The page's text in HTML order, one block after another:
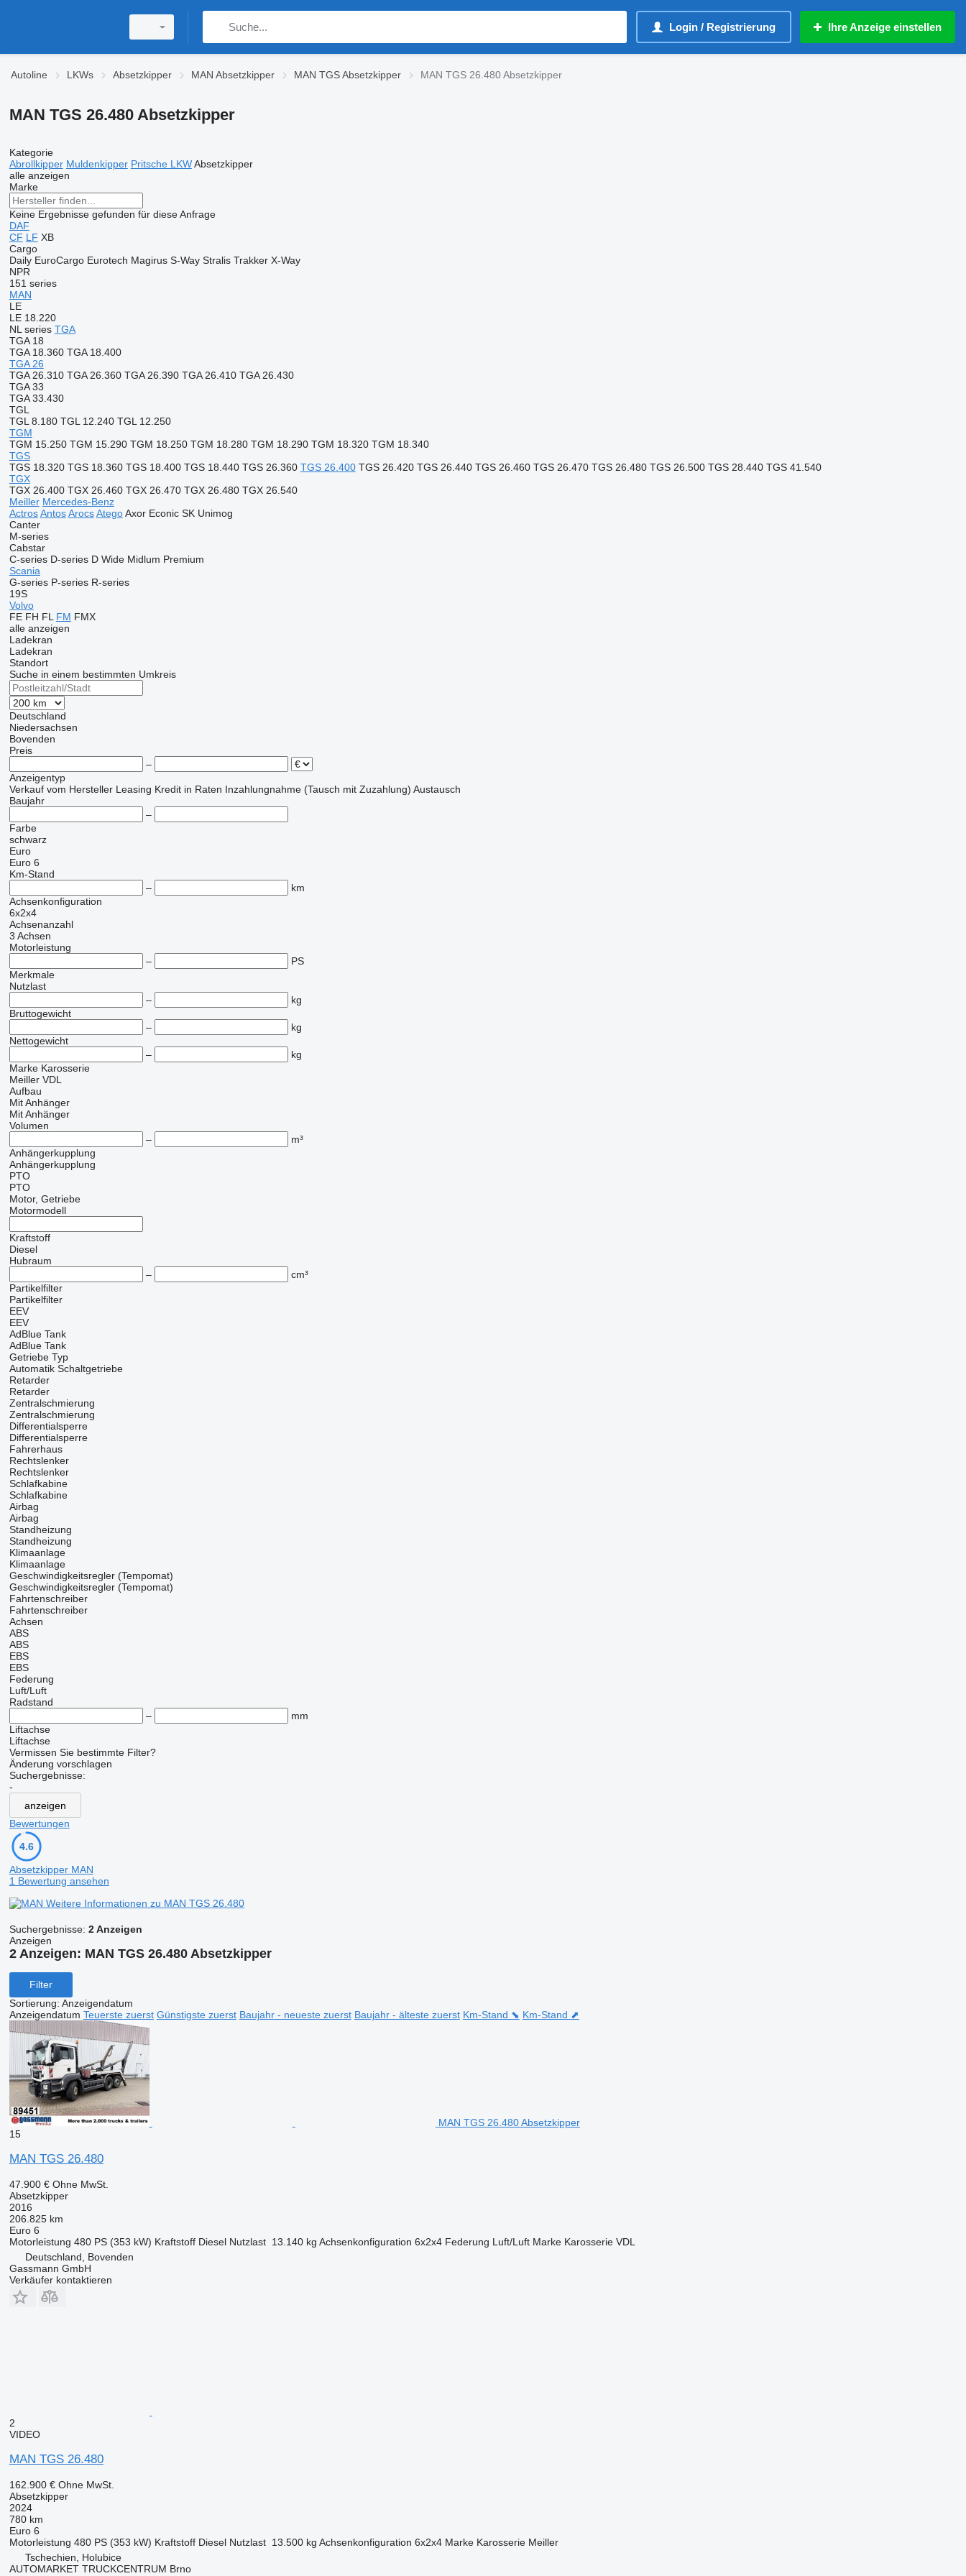
Login / Registrierung Ihre Anzeige einstellen
Autoline LKWs Absetzkipper MAN Absetzkipper MAN TGS Absetzkipper MAN TGS 26.480 Absetzkipper
MAN TGS 26.480 Absetzkipper
Kategorie
Abrollkipper Muldenkipper Pritsche LKW Absetzkipper
alle anzeigen
Marke
Keine Ergebnisse gefunden für diese Anfrage
DAF
CF LF XB
Cargo
Daily EuroCargo Eurotech Magirus S-Way Stralis Trakker X-Way
NPR
151 series
MAN
LE
LE 18.220
NL series TGA
TGA 18
TGA 18.360 TGA 18.400
TGA 26
TGA 26.310 TGA 26.360 TGA 26.390 TGA 26.410 TGA 26.430
TGA 33
TGA 33.430
TGL
TGL 8.180 TGL 12.240 TGL 12.250
TGM
TGM 15.250 TGM 15.290 TGM 18.250 TGM 18.280 TGM 18.290 TGM 18.320 TGM 18.340
TGS
TGS 18.320 TGS 18.360 TGS 18.400 TGS 18.440 TGS 26.360 TGS 26.400 TGS 26.420 TGS 26.440 TGS 26.460 TGS 26.470 TGS 26.480 TGS 26.500 TGS 28.440 TGS 41.540
TGX
TGX 26.400 TGX 26.460 TGX 26.470 TGX 26.480 TGX 26.540
Meiller Mercedes-Benz
Actros Antos Arocs Atego Axor Econic SK Unimog
Canter
M-series
Cabstar
C-series D-series D Wide Midlum Premium
Scania
G-series P-series R-series
19S
Volvo
FE FH FL FM FMX
alle anzeigen
Ladekran
Ladekran
Standort
Suche in einem bestimmten Umkreis
Deutschland
Niedersachsen
Bovenden
Preis
–
Anzeigentyp
Verkauf vom Hersteller Leasing Kredit in Raten Inzahlungnahme (Tausch mit Zuzahlung) Austausch
Baujahr
–
Farbe
schwarz
Euro
Euro 6
Km-Stand
–
km
Achsenkonfiguration
6x2x4
Achsenanzahl
3 Achsen
Motorleistung
–
PS
Merkmale
Nutzlast
–
kg
Bruttogewicht
–
kg
Nettogewicht
–
kg
Marke Karosserie
Meiller VDL
Aufbau
Mit Anhänger
Mit Anhänger
Volumen
–
m³
Anhängerkupplung
Anhängerkupplung
PTO
PTO
Motor, Getriebe
Motormodell
Kraftstoff
Diesel
Hubraum
–
cm³
Partikelfilter
Partikelfilter
EEV
EEV
AdBlue Tank
AdBlue Tank
Getriebe Typ
Automatik Schaltgetriebe
Retarder
Retarder
Zentralschmierung
Zentralschmierung
Differentialsperre
Differentialsperre
Fahrerhaus
Rechtslenker
Rechtslenker
Schlafkabine
Schlafkabine
Airbag
Airbag
Standheizung
Standheizung
Klimaanlage
Klimaanlage
Geschwindigkeitsregler (Tempomat)
Geschwindigkeitsregler (Tempomat)
Fahrtenschreiber
Fahrtenschreiber
Achsen
ABS
ABS
EBS
EBS
Federung
Luft/Luft
Radstand
–
mm
Liftachse
Liftachse
Vermissen Sie bestimmte Filter?
Änderung vorschlagen
Suchergebnisse:
-
anzeigen
Bewertungen
4.6
Absetzkipper MAN
1 Bewertung ansehen
Weitere Informationen zu MAN TGS 26.480
Suchergebnisse: 2 Anzeigen
Anzeigen
2 Anzeigen: MAN TGS 26.480 Absetzkipper
Filter
Sortierung: Anzeigendatum
Anzeigendatum Teuerste zuerst Günstigste zuerst Baujahr - neueste zuerst Baujahr - älteste zuerst Km-Stand ⬊ Km-Stand ⬈
MAN TGS 26.480 Absetzkipper
15
MAN TGS 26.480
47.900 € Ohne MwSt.
Absetzkipper
2016
206.825 km
Euro 6
Motorleistung 480 PS (353 kW) Kraftstoff Diesel Nutzlast 13.140 kg Achsenkonfiguration 6x2x4 Federung Luft/Luft Marke Karosserie VDL
Deutschland, Bovenden
Gassmann GmbH
Verkäufer kontaktieren
2
VIDEO
MAN TGS 26.480
162.900 € Ohne MwSt.
Absetzkipper
2024
780 km
Euro 6
Motorleistung 480 PS (353 kW) Kraftstoff Diesel Nutzlast 13.500 kg Achsenkonfiguration 6x2x4 Marke Karosserie Meiller
Tschechien, Holubice
AUTOMARKET TRUCKCENTRUM Brno